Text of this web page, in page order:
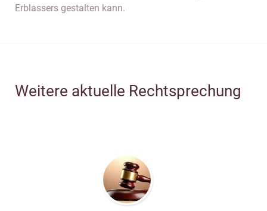
Erblassers gestalten kann.
Weitere aktuelle Rechtsprechung